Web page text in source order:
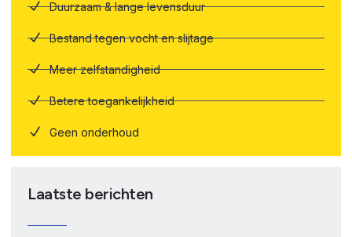
Duurzaam & lange levensduur
Bestand tegen vocht en slijtage
Meer zelfstandigheid
Betere toegankelijkheid
Geen onderhoud
Laatste berichten